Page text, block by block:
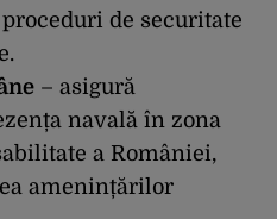
de securitate
– asigură
navală în zona
a României,
amenințărilor